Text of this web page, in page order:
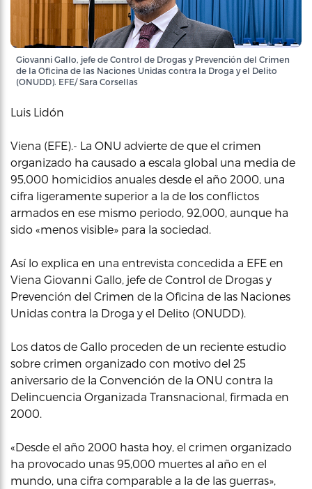
Giovanni Gallo, jefe de Control de Drogas y Prevención del Crimen
de la Oficina de las Naciones Unidas contra la Droga y el Delito
(ONUDD). EFE/ Sara Corsellas
Luis Lidón
Viena (EFE).- La ONU advierte de que el crimen
organizado ha causado a escala global una media de
95,000 homicidios anuales desde el año 2000, una
cifra ligeramente superior a la de los conflictos
armados en ese mismo periodo, 92,000, aunque ha
sido «menos visible» para la sociedad.
Así lo explica en una entrevista concedida a EFE en
Viena Giovanni Gallo, jefe de Control de Drogas y
Prevención del Crimen de la Oficina de las Naciones
Unidas contra la Droga y el Delito (ONUDD).
Los datos de Gallo proceden de un reciente estudio
sobre crimen organizado con motivo del 25
aniversario de la Convención de la ONU contra la
Delincuencia Organizada Transnacional, firmada en
2000.
«Desde el año 2000 hasta hoy, el crimen organizado
ha provocado unas 95,000 muertes al año en el
mundo, una cifra comparable a la de las guerras»,